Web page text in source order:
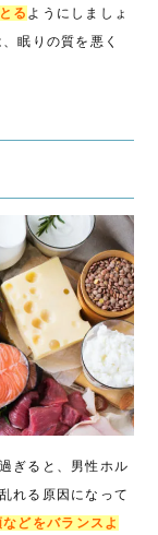
る ようにしましょ
眠りの質を悪く
ぎると、男性ホル
れる原因になって
どをバランスよ